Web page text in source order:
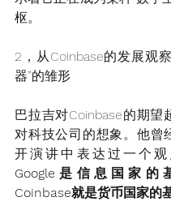
枢。
2，从Coinbase的发展观
器”的雏形
巴拉吉对Coinbase的期望
对科技公司的想象。他曾
开演讲中表达过一个观
Google是信息国家的
Coinbase就是货币国家的